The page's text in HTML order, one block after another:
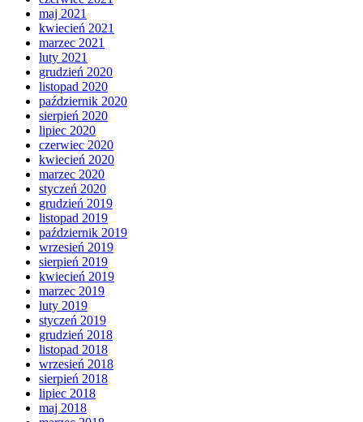
maj 2021
kwiecień 2021
marzec 2021
luty 2021
grudzień 2020
listopad 2020
październik 2020
sierpień 2020
lipiec 2020
czerwiec 2020
kwiecień 2020
marzec 2020
styczeń 2020
grudzień 2019
listopad 2019
październik 2019
wrzesień 2019
sierpień 2019
kwiecień 2019
marzec 2019
luty 2019
styczeń 2019
grudzień 2018
listopad 2018
wrzesień 2018
sierpień 2018
lipiec 2018
maj 2018